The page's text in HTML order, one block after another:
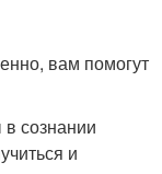
вам помогут
сознании
и